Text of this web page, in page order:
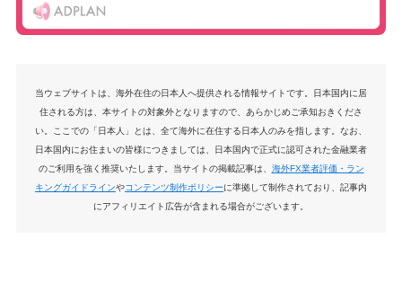
当ウェブサイトは、海外在住の日本人へ提供される情報サイトです。日本国内に居
住される方は、本サイトの対象外となりますので、あらかじめご承知おきくださ
い。ここでの「日本人」とは、全て海外に在住する日本人のみを指します。なお、
日本国内にお住まいの皆様につきましては、日本国内で正式に認可された金融業者
のご利用を強く推奨いたします。当サイトの掲載記事は、 海外FX業者評価・ラン
キングガイドラインやコンテンツ制作ポリシーに準拠して制作されており、記事内
にアフィリエイト広告が含まれる場合がございます。